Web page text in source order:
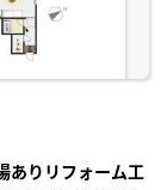
ありリフォーム工